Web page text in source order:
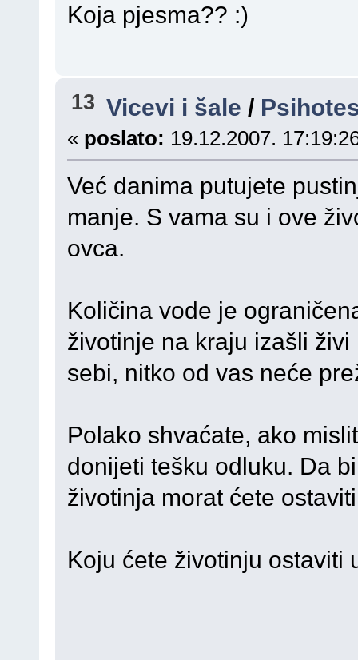
Koja pjesma??
13 Vicevi i šale /
« poslato: 19.12.2007.
Već danima putujete
manje. S vama su i ove
ovca.
Količina vode je
životinje na kraju izašli
sebi, nitko od vas neće
Polako shvaćate, ako
donijeti tešku odluku. Da
životinja morat ćete
Koju ćete životinju ostaviti